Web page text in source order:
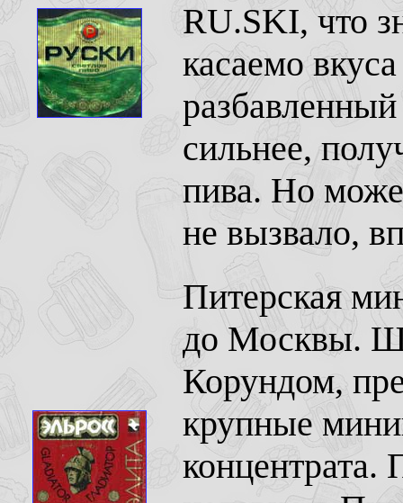
RU.SKI, что
касаемо
сильнее,
пива. Но
не вызвало,
Питерская
до Москвы.
Корундом,
крупные
концентрата.